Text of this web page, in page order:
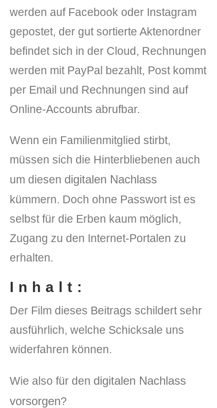
werden auf Facebook oder Instagram
gepostet, der gut sortierte Aktenordner
befindet sich in der Cloud, Rechnungen
werden mit PayPal bezahlt, Post kommt
per Email und Rechnungen sind auf
Online-Accounts abrufbar.
Wenn ein Familienmitglied stirbt,
müssen sich die Hinterbliebenen auch
um diesen digitalen Nachlass
kümmern. Doch ohne Passwort ist es
selbst für die Erben kaum möglich,
Zugang zu den Internet-Portalen zu
erhalten.
Inhalt:
Der Film dieses Beitrags schildert sehr
ausführlich, welche Schicksale uns
widerfahren können.
Wie also für den digitalen Nachlass
vorsorgen?